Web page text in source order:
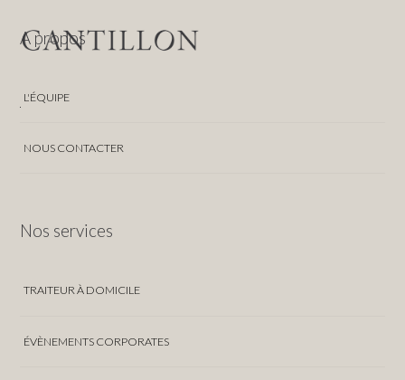
A propos
L'ÉQUIPE
NOUS CONTACTER
Nos services
TRAITEUR À DOMICILE
ÉVÈNEMENTS CORPORATES